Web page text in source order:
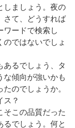
しましょう。夜の
さて、どうすれば
ードで検索し
ではないでしょ
あるでしょう、タ
な傾向が強いかも
のでしょうか。
ス？
そこの品質だった
るでしょう。何と